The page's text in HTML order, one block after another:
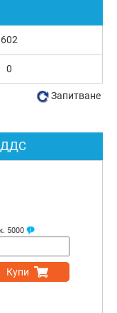
ДДС
5000
Купи
602
0
Запитване